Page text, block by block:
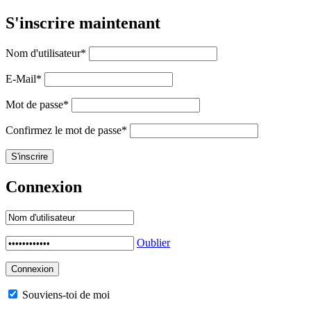
S'inscrire maintenant
Nom d'utilisateur*
E-Mail*
Mot de passe*
Confirmez le mot de passe*
Connexion
Oublier
Souviens-toi de moi